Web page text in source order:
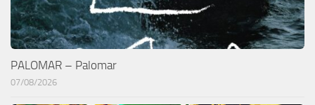
PALOMAR – Palomar
07/08/2026